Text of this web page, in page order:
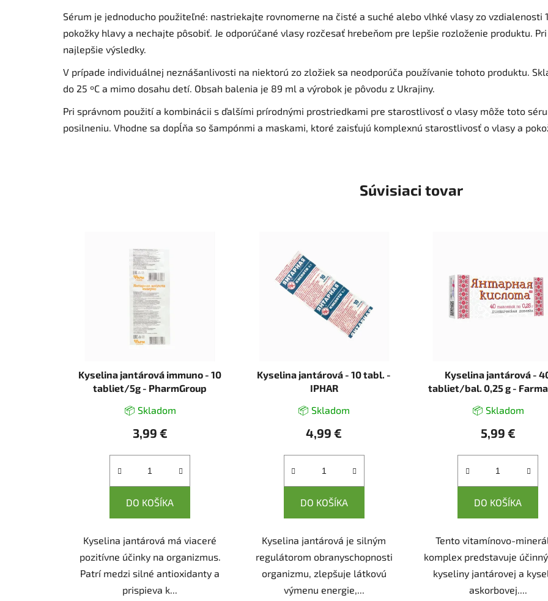
Sérum je jednoducho použiteľné: nastriekajte rovnomerne na čisté a suché alebo vlhké vlasy zo vzdialenosti
pokožky hlavy a nechajte pôsobiť. Je odporúčané vlasy rozčesať hrebeňom pre lepšie rozloženie produktu.
najlepšie výsledky.
V prípade individuálnej neznášanlivosti na niektorú zo zložiek sa neodporúča používanie tohoto produktu.
do 25 ºC a mimo dosahu detí. Obsah balenia je 89 ml a výrobok je pôvodu z Ukrajiny.
Pri správnom použití a kombinácii s ďalšími prírodnými prostriedkami pre starostlivosť o vlasy môže toto
posilneniu. Vhodne sa dopĺňa so šampónmi a maskami, ktoré zaisťujú komplexnú starostlivosť o vlasy a
Súvisiaci tovar
Kyselina jantárová immuno - 10
tabliet/5g - PharmGroup
📦 Skladom
3,99 €
DO KOŠÍKA
Kyselina jantárová má viaceré
pozitívne účinky na organizmus.
Patrí medzi silné antioxidanty a
prispieva k...
Kyselina jantárová - 10 tabl. -
IPHAR
📦 Skladom
4,99 €
DO KOŠÍKA
Kyselina jantárová je silným
regulátorom obranyschopnosti
organizmu, zlepšuje látkovú
výmenu energie,...
Kyselina jantárová - 40
tabliet/bal. 0,25 g -
📦 Skladom
5,99 €
DO KOŠÍKA
Tento vitamínovo-
komplex predstavuje
kyseliny jantárovej a
askorbovej....